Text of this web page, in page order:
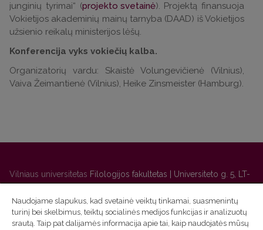
junginių tyrimai“ (projekto svetainė). Projektą finansuoja
Vokietijos akademinių mainų tarnyba (DAAD) iš Vokietijos
užsienio reikalų ministerijos lėšų.
Konferencija vyks vokiečių kalba.
Organizatorių vardu: Skaistė Volungevičienė (Vilnius),
Vaiva Žeimantienė (Vilnius), Heike Zinsmeister (Hamburg).
Vilniaus universitetas Filologijos fakultetas | Universiteto g. 5, LT-
01131 Vilnius
Studijų skyriaus(studijų ir tvarkaraščio klausimai) tel. (0 5) 268
7208 | El. paštasstudijos@flf.vu.lt
Naudojame slapukus, kad svetainė veiktų tinkamai, suasmenintų
turinį bei skelbimus, teiktų socialinės medijos funkcijas ir analizuotų
srautą. Taip pat dalijamės informacija apie tai, kaip naudojatės mūsų